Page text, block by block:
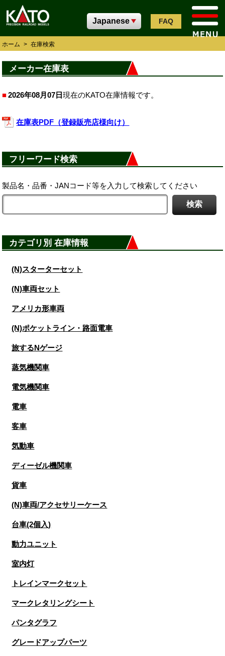
FAQ
ホーム > 在庫検索
メーカー在庫表
2026年08月07日現在のKATO在庫情報です。
在庫表PDF（登録販売店様向け）
フリーワード検索
製品名・品番・JANコード等を入力して検索してください
カテゴリ別 在庫情報
(N)スターターセット
(N)車両セット
アメリカ形車両
(N)ポケットライン・路面電車
旅するNゲージ
蒸気機関車
電気機関車
電車
客車
気動車
ディーゼル機関車
貨車
(N)車両/アクセサリーケース
台車(2個入)
動力ユニット
室内灯
トレインマークセット
マークレタリングシート
パンタグラフ
グレードアップパーツ